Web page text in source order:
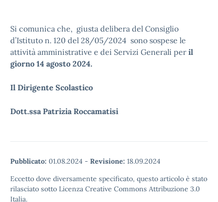
Si comunica che, giusta delibera del Consiglio
d’Istituto n. 120 del 28/05/2024 sono sospese le
attività amministrative e dei Servizi Generali per il
giorno 14 agosto 2024.
Il Dirigente Scolastico
Dott.ssa Patrizia Roccamatisi
Pubblicato: 01.08.2024 - Revisione: 18.09.2024
Eccetto dove diversamente specificato, questo articolo è stato
rilasciato sotto Licenza Creative Commons Attribuzione 3.0
Italia.